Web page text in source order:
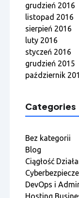
grudzień 2016
listopad 2016
sierpień 2016
luty 2016
styczeń 2016
grudzień 2015
październik
Categories
Bez kategorii
Blog
Ciągłość
DevOps i